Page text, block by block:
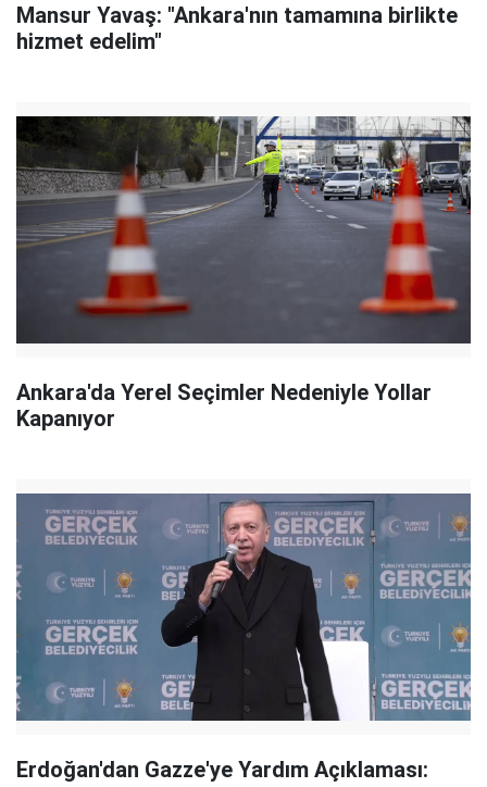
Mansur Yavaş: "Ankara'nın tamamına birlikte
hizmet edelim"
Ankara'da Yerel Seçimler Nedeniyle Yollar
Kapanıyor
Erdoğan'dan Gazze'ye Yardım Açıklaması: